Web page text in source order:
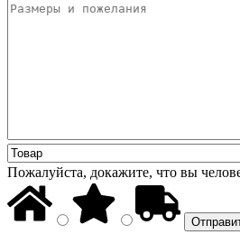
Пожалуйста, докажите, что вы